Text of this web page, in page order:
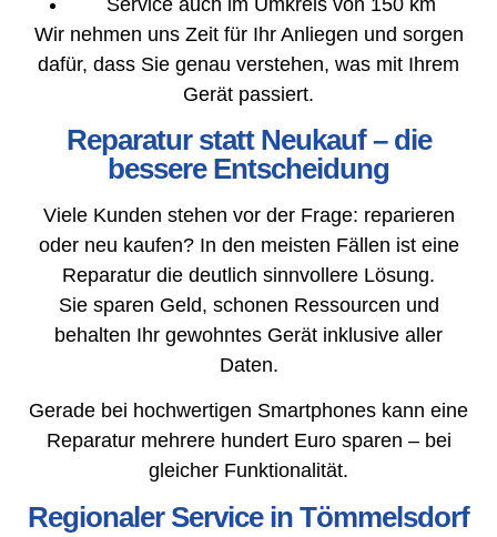
Wir nehmen uns Zeit für Ihr Anliegen und sorgen
dafür, dass Sie genau verstehen, was mit Ihrem
Gerät passiert.
Reparatur statt Neukauf – die
bessere Entscheidung
Viele Kunden stehen vor der Frage: reparieren
oder neu kaufen? In den meisten Fällen ist eine
Reparatur die deutlich sinnvollere Lösung.
Sie sparen Geld, schonen Ressourcen und
behalten Ihr gewohntes Gerät inklusive aller
Daten.
Gerade bei hochwertigen Smartphones kann eine
Reparatur mehrere hundert Euro sparen – bei
gleicher Funktionalität.
Regionaler Service in Tömmelsdorf